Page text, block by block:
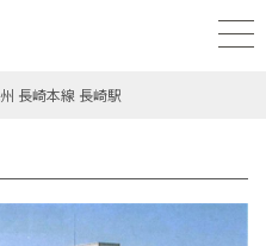
長崎本線 長崎駅